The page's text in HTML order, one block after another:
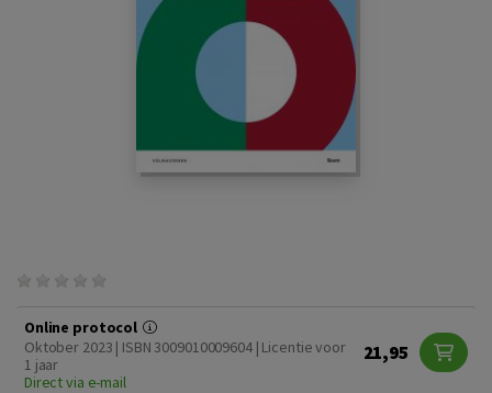
Online protocol
Oktober 2023 | ISBN 3009010009604 | Licentie voor
1 jaar
Direct via e-mail
21,95